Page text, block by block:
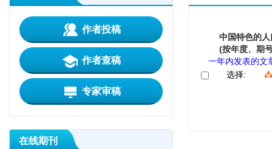
作者投稿
作者查稿
专家审稿
在线期刊
中国特色的
(按年度、期
一年内发表的文
选择: